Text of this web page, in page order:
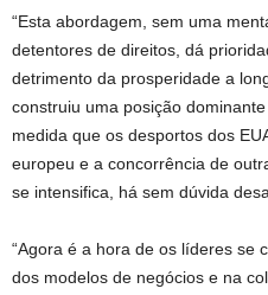
“Esta abordagem, sem uma
detentores de direitos, dá
detrimento da prosperidade a
construiu uma posição
medida que os desportos dos
europeu e a concorrência de
se intensifica, há sem dúvida
“Agora é a hora de os líderes se
dos modelos de negócios e na